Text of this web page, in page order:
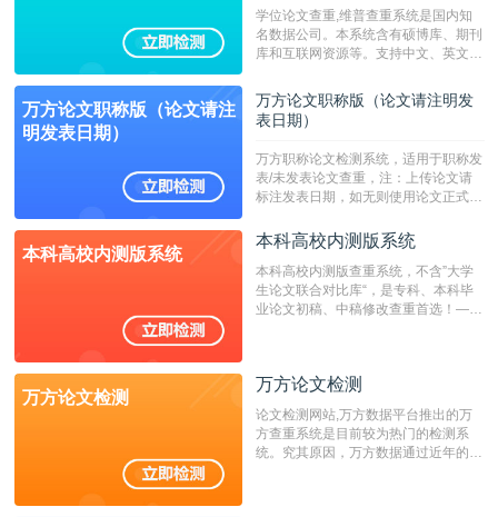
学位论文查重,维普查重系统是国内知
名数据公司。本系统含有硕博库、期刊
库和互联网资源等。支持中文、英文、
定院校！！！
万方论文职称版（论文请注
明发表日期）
万方论文职称版（论文请注明发
表日期）
万方职称论文检测系统，适用于职称发
表/未发表论文查重，注：上传论文请
标注发表日期，如无则使用论文正式发
成时间作为发表日期。
本科高校内测版系统
本科高校内测版系统
本科高校内测版查重系统，不含”大学
生论文联合对比库“，是专科、本科毕
业论文初稿、中稿修改查重首选！——
万方论文检测
万方论文检测
论文检测网站,万方数据平台推出的万
方查重系统是目前较为热门的检测系
统。究其原因，万方数据通过近年的发